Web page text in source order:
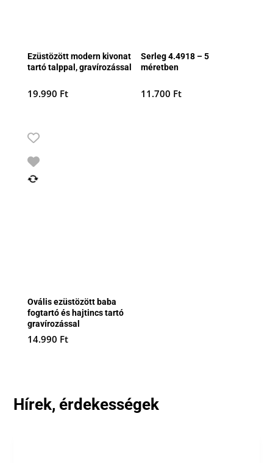
Ezüstözött modern kivonat
tartó talppal, gravírozással
19.990 Ft
Serleg 4.4918 – 5
méretben
11.700 Ft
Ovális ezüstözött baba
fogtartó és hajtincs tartó
gravírozással
14.990 Ft
Hírek, érdekességek